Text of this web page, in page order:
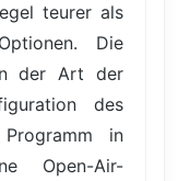
teurer als
Die
der Art der
des
in
Open-Air-